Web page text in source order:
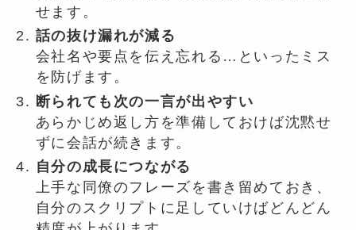
せます。
話の抜け漏れが減る
会社名や要点を伝え忘れる…といったミス
を防げます。
断られても次の一言が出やすい
あらかじめ返し方を準備しておけば沈黙せ
ずに会話が続きます。
自分の成長につながる
上手な同僚のフレーズを書き留めておき、
自分のスクリプトに足していけばどんどん